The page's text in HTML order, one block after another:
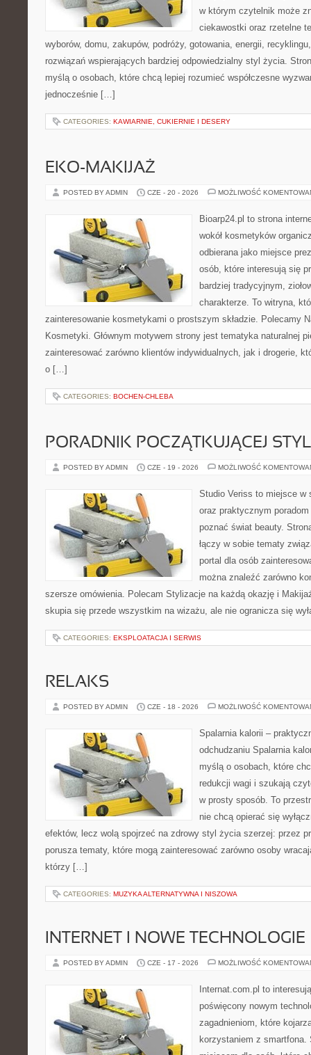
w którym czytelnik może
ciekawostki oraz rzetelne
wyborów, domu, zakupów, podróży, gotowania, energii,
rozwiązań wspierających bardziej odpowiedzialny styl życia.
myślą o osobach, które chcą lepiej rozumieć współczesne
jednocześnie […]
CATEGORIES: KAWIARNIE, CUKIERNIE I DESERY
EKO-MAKIJAŻ
POSTED BY ADMIN CZE - 20 - 2026 MOŻLIWOŚĆ
Bioarp24.pl to strona
wokół kosmetyków
odbierana jako miejsce
osób, które interesują się
bardziej tradycyjnym,
charakterze. To witryna,
zainteresowanie kosmetykami o prostszym składzie. Polecamy
Kosmetyki. Głównym motywem strony jest tematyka naturalnej
zainteresować zarówno klientów indywidualnych, jak i drogerie,
o […]
CATEGORIES: BOCHEN-CHLEBA
PORADNIK POCZĄTKUJĄCEJ
POSTED BY ADMIN CZE - 19 - 2026 MOŻLIWOŚĆ
Studio Veriss to miejsce w
oraz praktycznym
poznać świat beauty.
łączy w sobie tematy
portal dla osób
można znaleźć zarówno
szersze omówienia. Polecam Stylizacje na każdą okazję i
skupia się przede wszystkim na wizażu, ale nie ogranicza się
CATEGORIES: EKSPLOATACJA I SERWIS
RELAKS
POSTED BY ADMIN CZE - 18 - 2026 MOŻLIWOŚĆ
Spalarnia kalorii –
odchudzaniu Spalarnia
myślą o osobach, które
redukcji wagi i szukają
w prosty sposób. To
nie chcą opierać się
efektów, lecz wolą spojrzeć na zdrowy styl życia szerzej: przez
porusza tematy, które mogą zainteresować zarówno osoby
którzy […]
CATEGORIES: MUZYKA ALTERNATYWNA I NISZOWA
INTERNET I NOWE TECHNOLOGIE
POSTED BY ADMIN CZE - 17 - 2026 MOŻLIWOŚĆ
Internat.com.pl to
poświęcony nowym
zagadnieniom, które
korzystaniem z